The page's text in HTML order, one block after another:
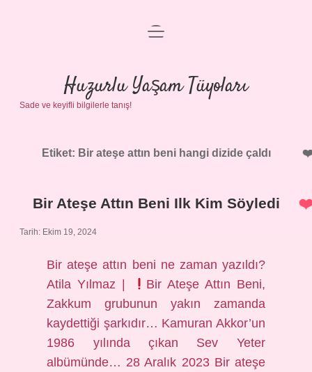
Anasayfa
Gizlilik Politikası
Yasal Uyarı
menüyü
Huzurlu Yaşam Tüyoları
Sade ve keyifli bilgilerle tanış!
Etiket: Bir ateşe attın beni hangi dizide çaldı
Bir Ateşe Attın Beni Ilk Kim Söyledi
Tarih: Ekim 19, 2024
Bir ateşe attın beni ne zaman yazıldı?
Atila Yılmaz |
Bir Ateşe Attın Beni,
Zakkum grubunun yakın zamanda
kaydettiği şarkıdır… Kamuran Akkor’un
1986 yılında çıkan Sev Yeter
albümünde… 28 Aralık 2023 Bir ateşe